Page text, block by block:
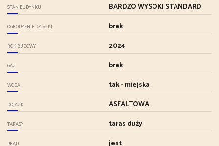
STAN BUDYNKU BARDZO WYSOKI STANDARD
OGRODZENIE DZIAŁKI brak
ROK BUDOWY 2024
GAZ brak
WODA tak - miejska
DOJAZD ASFALTOWA
TARASY taras duży
PRĄD jest